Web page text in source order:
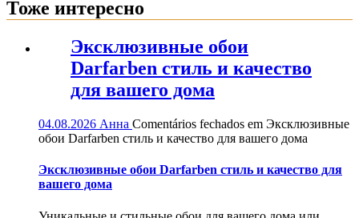
Тоже интересно
Эксклюзивные обои
Darfarben стиль и качество
для вашего дома
04.08.2026 Анна Comentários fechados em Эксклюзивные
обои Darfarben стиль и качество для вашего дома
Эксклюзивные обои Darfarben стиль и качество для
вашего дома